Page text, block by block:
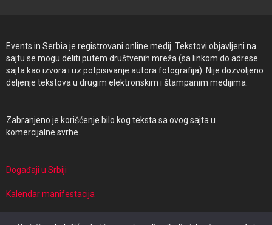
Events in Serbia je registrovani online medij. Tekstovi objavljeni na
sajtu se mogu deliti putem društvenih mreža (sa linkom do adrese
sajta kao izvora i uz potpisivanje autora fotografija). Nije dozvoljeno
deljenje tekstova u drugim elektronskim i štampanim medijima.
Zabranjeno je korišćenje bilo kog teksta sa ovog sajta u
komercijalne svrhe.
Događaji u Srbiji
Kalendar manifestacija